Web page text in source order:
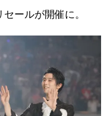
ールが開催に。